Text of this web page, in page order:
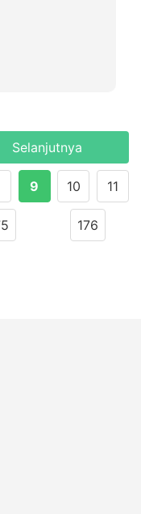
Selanjutnya
9 10 11
176